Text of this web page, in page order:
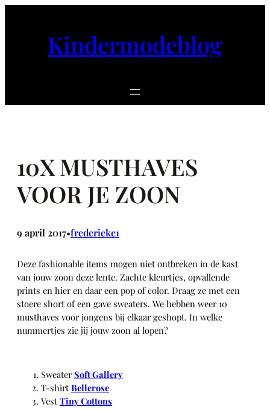
Kindermodeblog
10X MUSTHAVES
VOOR JE ZOON
9 april 2017•frederieke1
Deze fashionable items mogen niet ontbreken in de kast
van jouw zoon deze lente. Zachte kleurtjes, opvallende
prints en hier en daar een pop of color. Draag ze met een
stoere short of een gave sweaters. We hebben weer 10
musthaves voor jongens bij elkaar geshopt. In welke
nummertjes zie jij jouw zoon al lopen?
SweaterSoft Gallery
T-shirtBellerose
VestTiny Cottons